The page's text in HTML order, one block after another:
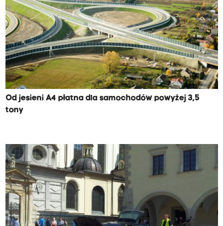
Od jesieni A4 płatna dla samochodów powyżej 3,5
tony